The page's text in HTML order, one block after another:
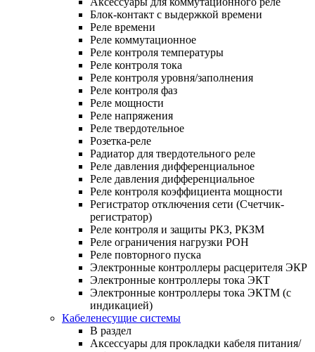
Блок-контакт с выдержкой времени
Реле времени
Реле коммутационное
Реле контроля температуры
Реле контроля тока
Реле контроля уровня/заполнения
Реле контроля фаз
Реле мощности
Реле напряжения
Реле твердотельное
Розетка-реле
Радиатор для твердотельного реле
Реле давления дифференциальное
Реле давления дифференциальное
Реле контроля коэффициента мощности
Регистратор отключения сети (Счетчик-
регистратор)
Реле контроля и защиты РКЗ, РКЗМ
Реле ограничения нагрузки РОН
Реле повторного пуска
Электронные контроллеры расцерителя ЭКР
Электронные контроллеры тока ЭКТ
Электронные контроллеры тока ЭКТМ (с
индикацией)
Кабеленесущие системы
В раздел
Аксессуары для прокладки кабеля питания/